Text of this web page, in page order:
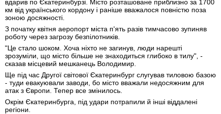
вдарив по Єкатеринбурзі. Місто розташоване приблизно за 1700
км від українського кордону і раніше вважалося повністю поза
зоною досяжності.
З початку квітня аеропорт міста п'ять разів тимчасово зупиняв
роботу через загрозу безпілотників.
"Це стало шоком. Хоча ніхто не загинув, люди нарешті
зрозуміли, що місто більше не знаходиться глибоко в тилу", -
сказав місцевий мешканець Володимир.
Ще під час Другої світової Єкатеринбург слугував тиловою базою
- туди евакуювали заводи, бо місто вважали недосяжним для
атак з Європи. Тепер все змінилось.
Окрім Єкатеринбурга, під удари потрапили й інші віддалені
регіони.